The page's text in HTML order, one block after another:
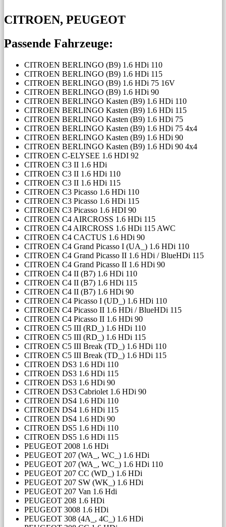
CITROEN, PEUGEOT
Passende Fahrzeuge:
CITROEN BERLINGO (B9) 1.6 HDi 110
CITROEN BERLINGO (B9) 1.6 HDi 115
CITROEN BERLINGO (B9) 1.6 HDi 75 16V
CITROEN BERLINGO (B9) 1.6 HDi 90
CITROEN BERLINGO Kasten (B9) 1.6 HDi 110
CITROEN BERLINGO Kasten (B9) 1.6 HDi 115
CITROEN BERLINGO Kasten (B9) 1.6 HDi 75
CITROEN BERLINGO Kasten (B9) 1.6 HDi 75 4x4
CITROEN BERLINGO Kasten (B9) 1.6 HDi 90
CITROEN BERLINGO Kasten (B9) 1.6 HDi 90 4x4
CITROEN C-ELYSEE 1.6 HDI 92
CITROEN C3 II 1.6 HDi
CITROEN C3 II 1.6 HDi 110
CITROEN C3 II 1.6 HDi 115
CITROEN C3 Picasso 1.6 HDi 110
CITROEN C3 Picasso 1.6 HDi 115
CITROEN C3 Picasso 1.6 HDI 90
CITROEN C4 AIRCROSS 1.6 HDi 115
CITROEN C4 AIRCROSS 1.6 HDi 115 AWC
CITROEN C4 CACTUS 1.6 HDi 90
CITROEN C4 Grand Picasso I (UA_) 1.6 HDi 110
CITROEN C4 Grand Picasso II 1.6 HDi / BlueHDi 115
CITROEN C4 Grand Picasso II 1.6 HDi 90
CITROEN C4 II (B7) 1.6 HDi 110
CITROEN C4 II (B7) 1.6 HDi 115
CITROEN C4 II (B7) 1.6 HDi 90
CITROEN C4 Picasso I (UD_) 1.6 HDi 110
CITROEN C4 Picasso II 1.6 HDi / BlueHDi 115
CITROEN C4 Picasso II 1.6 HDi 90
CITROEN C5 III (RD_) 1.6 HDi 110
CITROEN C5 III (RD_) 1.6 HDi 115
CITROEN C5 III Break (TD_) 1.6 HDi 110
CITROEN C5 III Break (TD_) 1.6 HDi 115
CITROEN DS3 1.6 HDi 110
CITROEN DS3 1.6 HDi 115
CITROEN DS3 1.6 HDi 90
CITROEN DS3 Cabriolet 1.6 HDi 90
CITROEN DS4 1.6 HDi 110
CITROEN DS4 1.6 HDi 115
CITROEN DS4 1.6 HDi 90
CITROEN DS5 1.6 HDi 110
CITROEN DS5 1.6 HDi 115
PEUGEOT 2008 1.6 HDi
PEUGEOT 207 (WA_, WC_) 1.6 HDi
PEUGEOT 207 (WA_, WC_) 1.6 HDi 110
PEUGEOT 207 CC (WD_) 1.6 HDi
PEUGEOT 207 SW (WK_) 1.6 HDi
PEUGEOT 207 Van 1.6 Hdi
PEUGEOT 208 1.6 HDi
PEUGEOT 3008 1.6 HDi
PEUGEOT 308 (4A_, 4C_) 1.6 HDi